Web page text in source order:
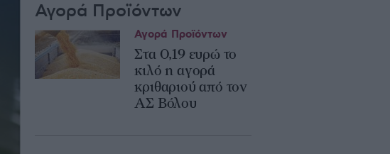
Αγορά Προϊόντων
Στα 0,19 ευρώ το
κιλό η αγορά
κριθαριού από τον
ΑΣ Βόλου
Αγορά Προϊόντων